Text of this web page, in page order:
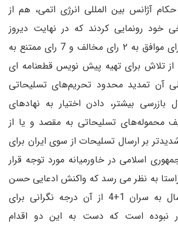
آژانس بین المللی انرژی اتمی، هم از
خود رونمایی کردند که در نهایت دیروز
جمعه با نسبت ۲۵ رای موافق به ۲ رای مخالف و 7 رای ممتنع به
تلاش برای تهیه پیش نویس قطعنامه ای
آن تمدید محدود تحریم‌های تسلیحاتی
بازرسی بیشتر، دادن اختیار به نهادهای
محموله‌های تسلیحاتی به مقصد و یا از
بر ارسال تسلیحات از سوی ایران برای
اسلامی در خاورمیانه مورد توجه قرار
به نظر می رسد که واکنش ادعایی حسن
روحانی در نامه ارسال به سران 1+4 از آن درجه نگرانی برای
نبوده است که دست به این دو اقدام